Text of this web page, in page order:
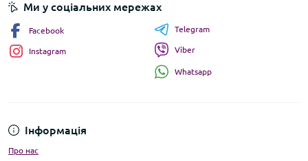
Інформація
Про нас
Ми у соціальних мережах
Facebook
Instagram
Telegram
Viber
Whatsapp